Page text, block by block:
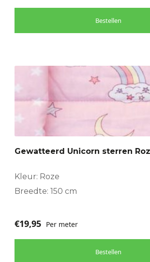
Bestellen
Gewatteerd Unicorn sterren
Kleur: Roze
Breedte: 150 cm
€19,95 Per meter
Bestellen